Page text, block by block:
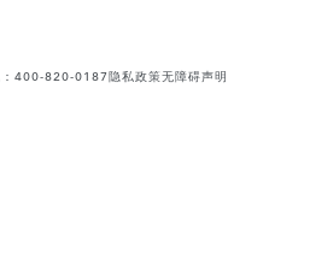
：400-820-0187隐私政策无障碍声明